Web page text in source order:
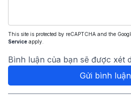
This site is protected by reCAPTCHA and the
Service apply.
Bình luận của bạn sẽ được xét
Gửi bình luận